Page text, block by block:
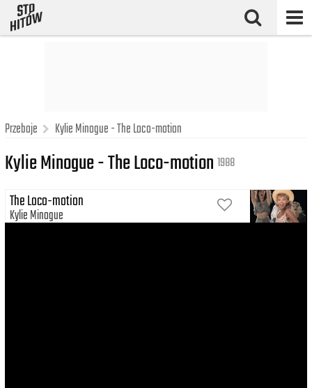
Przeboje Kylie Minogue - The Loco-motion
Kylie Minogue - The Loco-motion 1988
The Loco-motion
Kylie Minogue